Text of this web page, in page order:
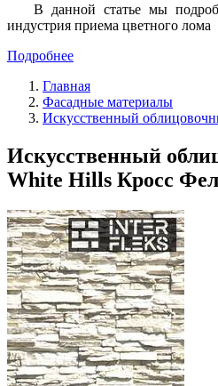
В данной статье мы
индустрия приема цветного лома
Подробнее
Главная
Фасадные материалы
Искусственный
Искусственный
White Hills Кросс